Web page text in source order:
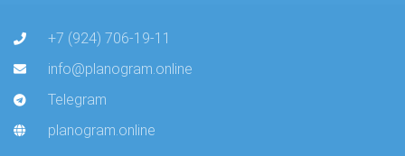
+7 (924) 706-19-11
info@planogram.online
Telegram
planogram.online